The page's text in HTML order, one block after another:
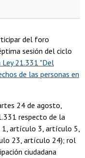
del foro
sesión del ciclo
Ley 21.331 "Del
de las personas en
24 de agosto,
respecto de la
1, artículo 3, artículo 5,
23, artículo 24); rol
ciudadana